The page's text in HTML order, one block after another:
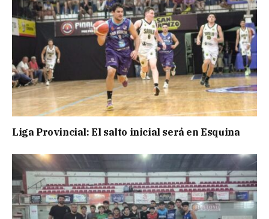
Liga Provincial: El salto inicial será en Esquina